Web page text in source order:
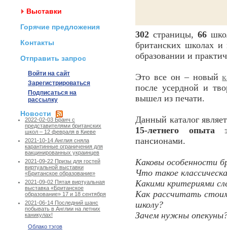
Выставки
Горячие предложения
Контакты
Отправить запрос
Войти на сайт
Зарегистрироваться
Подписаться на
рассылку
Новости
2022-02-03 Бранч с
представителями британских
школ – 12 февраля в Киеве
2021-10-14 Англия сняла
карантинные ограничения для
вакцинированных украинцев
2021-09-22 Призы для гостей
виртуальной выставки
«Британское образование»
2021-09-02 Пятая виртуальная
выставка «Британское
образование» 17 и 18 сентября
2021-06-14 Последний шанс
побывать в Англии на летних
каникулах!
Облако тэгов
302 страницы, 66
британских школах и
образовании и
Это все он – новый
после усердной и
вышел из печати.
Данный каталог
15-летнего опыта
пансионами.
Каковы особенности
Что такое
Какими критериями
Как рассчитать
школу?
Зачем нужны